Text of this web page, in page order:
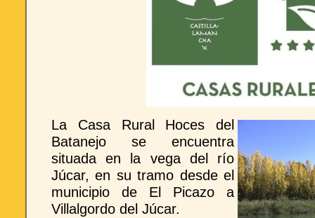
La Casa Rural Hoces del
Batanejo se encuentra
situada en la vega del río
Júcar, en su tramo desde el
municipio de El Picazo a
Villalgordo del Júcar.